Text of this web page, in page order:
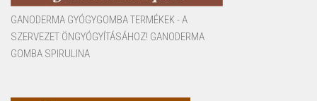
GANODERMA GYÓGYGOMBA TERMÉKEK - A
SZERVEZET ÖNGYÓGYÍTÁSÁHOZ! GANODERMA
GOMBA SPIRULINA